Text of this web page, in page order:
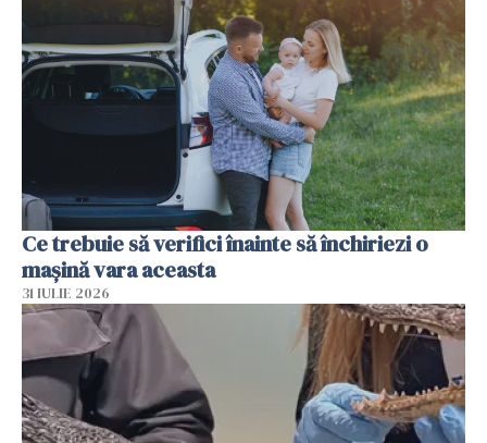
Ce trebuie să verifici înainte să închiriezi o
mașină vara aceasta
31 IULIE 2026